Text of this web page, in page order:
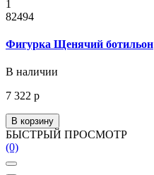
1
82494
Фигурка Щенячий ботильон
В наличии
7 322 р
В корзину
БЫСТРЫЙ ПРОСМОТР
(0)